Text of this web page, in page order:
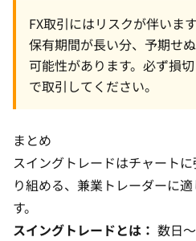
FX取引にはリスクが伴いま
保有期間が長い分、予期せ
可能性があります。必ず損
で取引してください。
まとめ
スイングトレードはチャート
り組める、兼業トレーダーに
す。
スイングトレードとは： 数日